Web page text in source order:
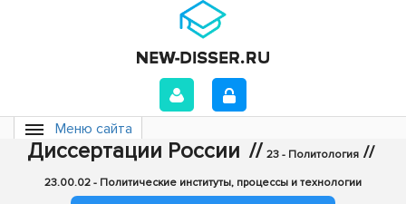
Меню сайта
Диссертации России // 23 - Политология //
23.00.02 - Политические институты, процессы и технологии